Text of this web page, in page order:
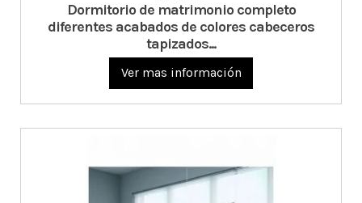
Dormitorio de matrimonio completo
diferentes acabados de colores cabeceros
tapizados...
Ver mas información